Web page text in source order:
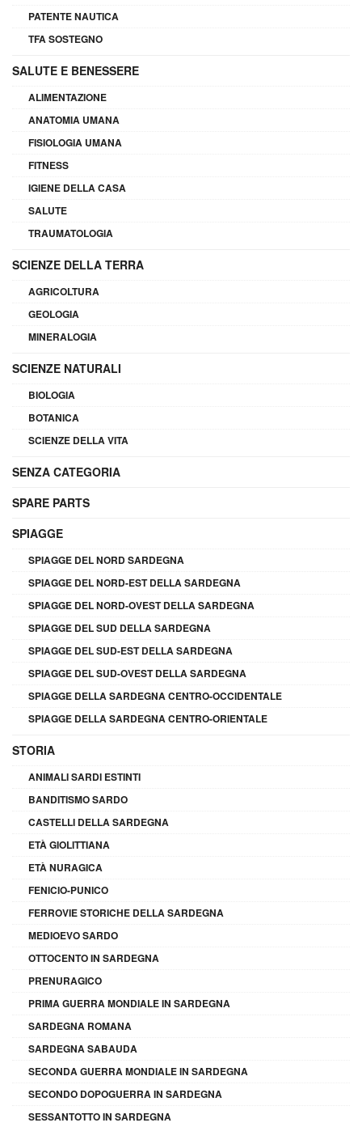
PATENTE NAUTICA
TFA SOSTEGNO
SALUTE E BENESSERE
ALIMENTAZIONE
ANATOMIA UMANA
FISIOLOGIA UMANA
FITNESS
IGIENE DELLA CASA
SALUTE
TRAUMATOLOGIA
SCIENZE DELLA TERRA
AGRICOLTURA
GEOLOGIA
MINERALOGIA
SCIENZE NATURALI
BIOLOGIA
BOTANICA
SCIENZE DELLA VITA
SENZA CATEGORIA
SPARE PARTS
SPIAGGE
SPIAGGE DEL NORD SARDEGNA
SPIAGGE DEL NORD-EST DELLA SARDEGNA
SPIAGGE DEL NORD-OVEST DELLA SARDEGNA
SPIAGGE DEL SUD DELLA SARDEGNA
SPIAGGE DEL SUD-EST DELLA SARDEGNA
SPIAGGE DEL SUD-OVEST DELLA SARDEGNA
SPIAGGE DELLA SARDEGNA CENTRO-OCCIDENTALE
SPIAGGE DELLA SARDEGNA CENTRO-ORIENTALE
STORIA
ANIMALI SARDI ESTINTI
BANDITISMO SARDO
CASTELLI DELLA SARDEGNA
ETÀ GIOLITTIANA
ETÀ NURAGICA
FENICIO-PUNICO
FERROVIE STORICHE DELLA SARDEGNA
MEDIOEVO SARDO
OTTOCENTO IN SARDEGNA
PRENURAGICO
PRIMA GUERRA MONDIALE IN SARDEGNA
SARDEGNA ROMANA
SARDEGNA SABAUDA
SECONDA GUERRA MONDIALE IN SARDEGNA
SECONDO DOPOGUERRA IN SARDEGNA
SESSANTOTTO IN SARDEGNA